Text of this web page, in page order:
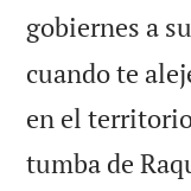
gobiernes a
cuando te
en el
tumba de